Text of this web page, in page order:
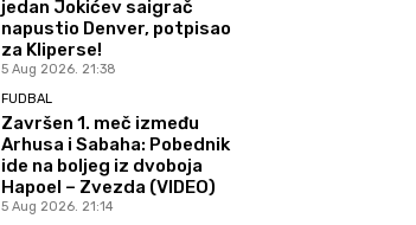
jedan Jokićev saigrač
napustio Denver, potpisao
za Kliperse!
5 Aug 2026. 21:38
FUDBAL
Završen 1. meč između
Arhusa i Sabaha: Pobednik
ide na boljeg iz dvoboja
Hapoel – Zvezda (VIDEO)
5 Aug 2026. 21:14